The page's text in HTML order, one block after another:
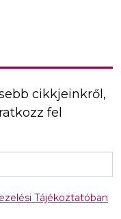
cikkjeinkről,
fel
Tájékoztatóban